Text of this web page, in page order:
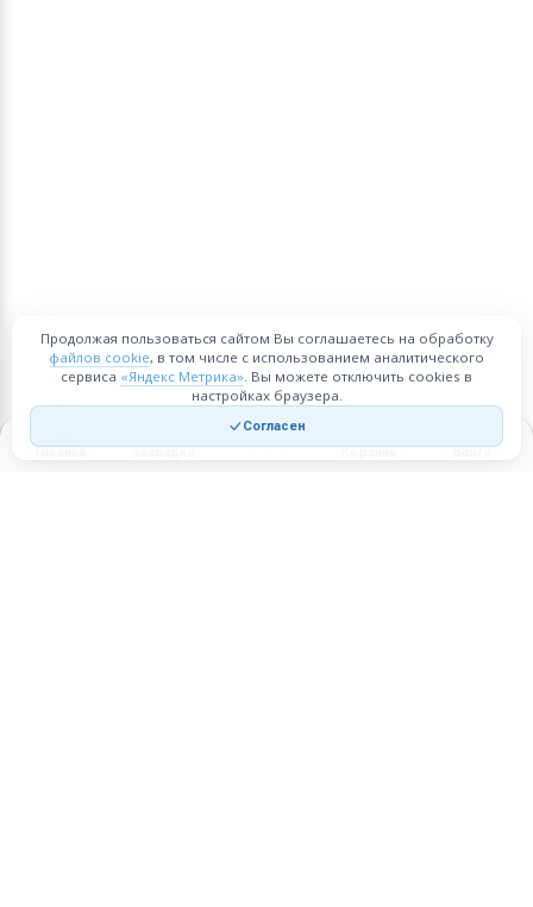
Главная Закладки Корзина Войти
Продолжая пользоваться сайтом Вы соглашаетесь на обработку
файлов cookie, в том числе с использованием аналитического
сервиса «Яндекс Метрика». Вы можете отключить cookies в
настройках браузера.
Согласен